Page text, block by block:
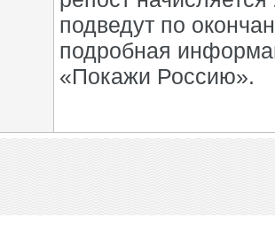
подведут по
подробная
«Покажи Россию».